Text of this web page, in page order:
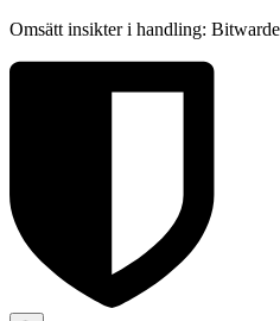
Omsätt insikter i handling: